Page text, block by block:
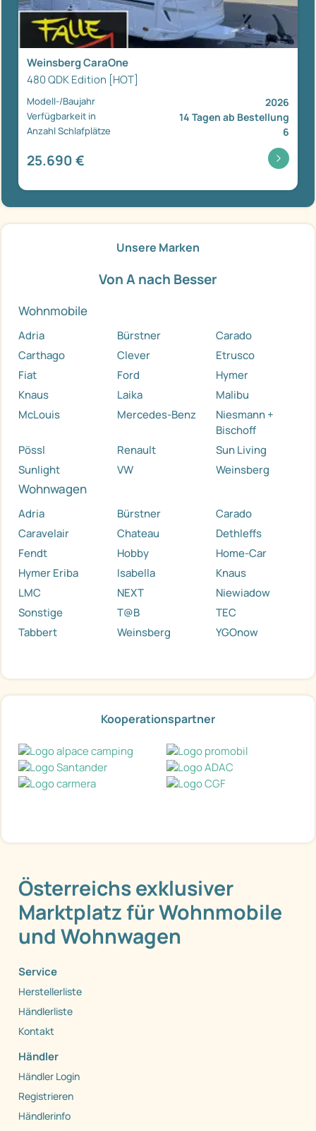
Weinsberg CaraOne
480 QDK Edition [HOT]
Modell-/Baujahr 2026
Verfügbarkeit in 14 Tagen ab Bestellung
Anzahl Schlafplätze 6
25.690 €
Unsere Marken
Von A nach Besser
Wohnmobile
Adria Bürstner
Carado
Carthago
Clever
Etrusco
Fiat
Ford
Hymer
Knaus
Laika
Malibu
McLouis
Mercedes-Benz
Niesmann +
Bischoff
Pössl
Renault
Sun Living
Sunlight
VW Weinsberg
Wohnwagen
Adria Bürstner
Carado
Caravelair
Chateau
Dethleffs
Fendt
Hobby
Home-Car
Hymer Eriba
Isabella
Knaus
LMC
NEXT
Niewiadow
Sonstige
T@B
TEC
Tabbert
Weinsberg YGOnow
Kooperationspartner
Österreichs exklusiver
Marktplatz für Wohnmobile
und Wohnwagen
Service
Herstellerliste
Händlerliste
Kontakt
Händler
Händler Login
Registrieren
Händlerinfo